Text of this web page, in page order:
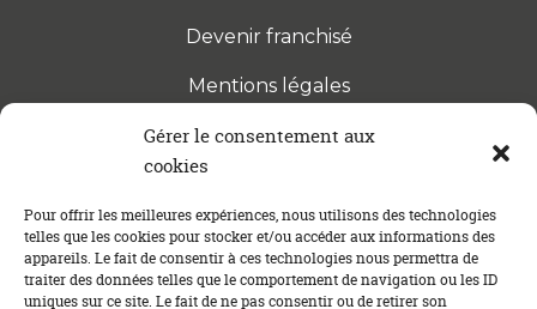
Gérer le consentement aux
cookies
Pour offrir les meilleures expériences, nous utilisons des technologies
telles que les cookies pour stocker et/ou accéder aux informations des
appareils. Le fait de consentir à ces technologies nous permettra de
traiter des données telles que le comportement de navigation ou les ID
uniques sur ce site. Le fait de ne pas consentir ou de retirer son
Devenir franchisé
Mentions légales
S’INSCRIRE À LA NEWSLETTER
Abonnez-vous à notre newsletter pour être tenu au
courant des dernières actualités concernant le
crédit immobilier !